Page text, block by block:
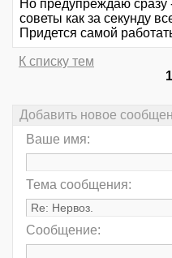
Но предупреждаю сразу
советы как за секунду
Придется самой
К списку тем
1
Добавить новое
Ваше имя:
Тема сообщения:
Сообщение: